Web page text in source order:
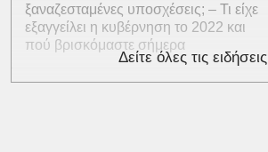
ξαναζεσταμένες υποσχέσεις; – Τι είχε
εξαγγείλει η κυβέρνηση το 2022 και
πού βρισκόμαστε σήμερα
Δείτε όλες τις ειδήσεις